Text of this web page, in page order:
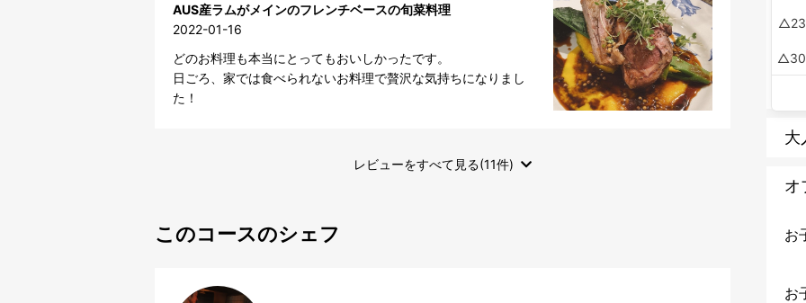
AUS産ラムがメインのフレンチベースの旬菜料理
2022-01-16
どのお料理も本当にとってもおいしかったです。
日ごろ、家では食べられないお料理で贅沢な気持ちになりまし
た！
レビューをすべて見る(11件)
このコースのシェフ
23
30
大
オ
お
お